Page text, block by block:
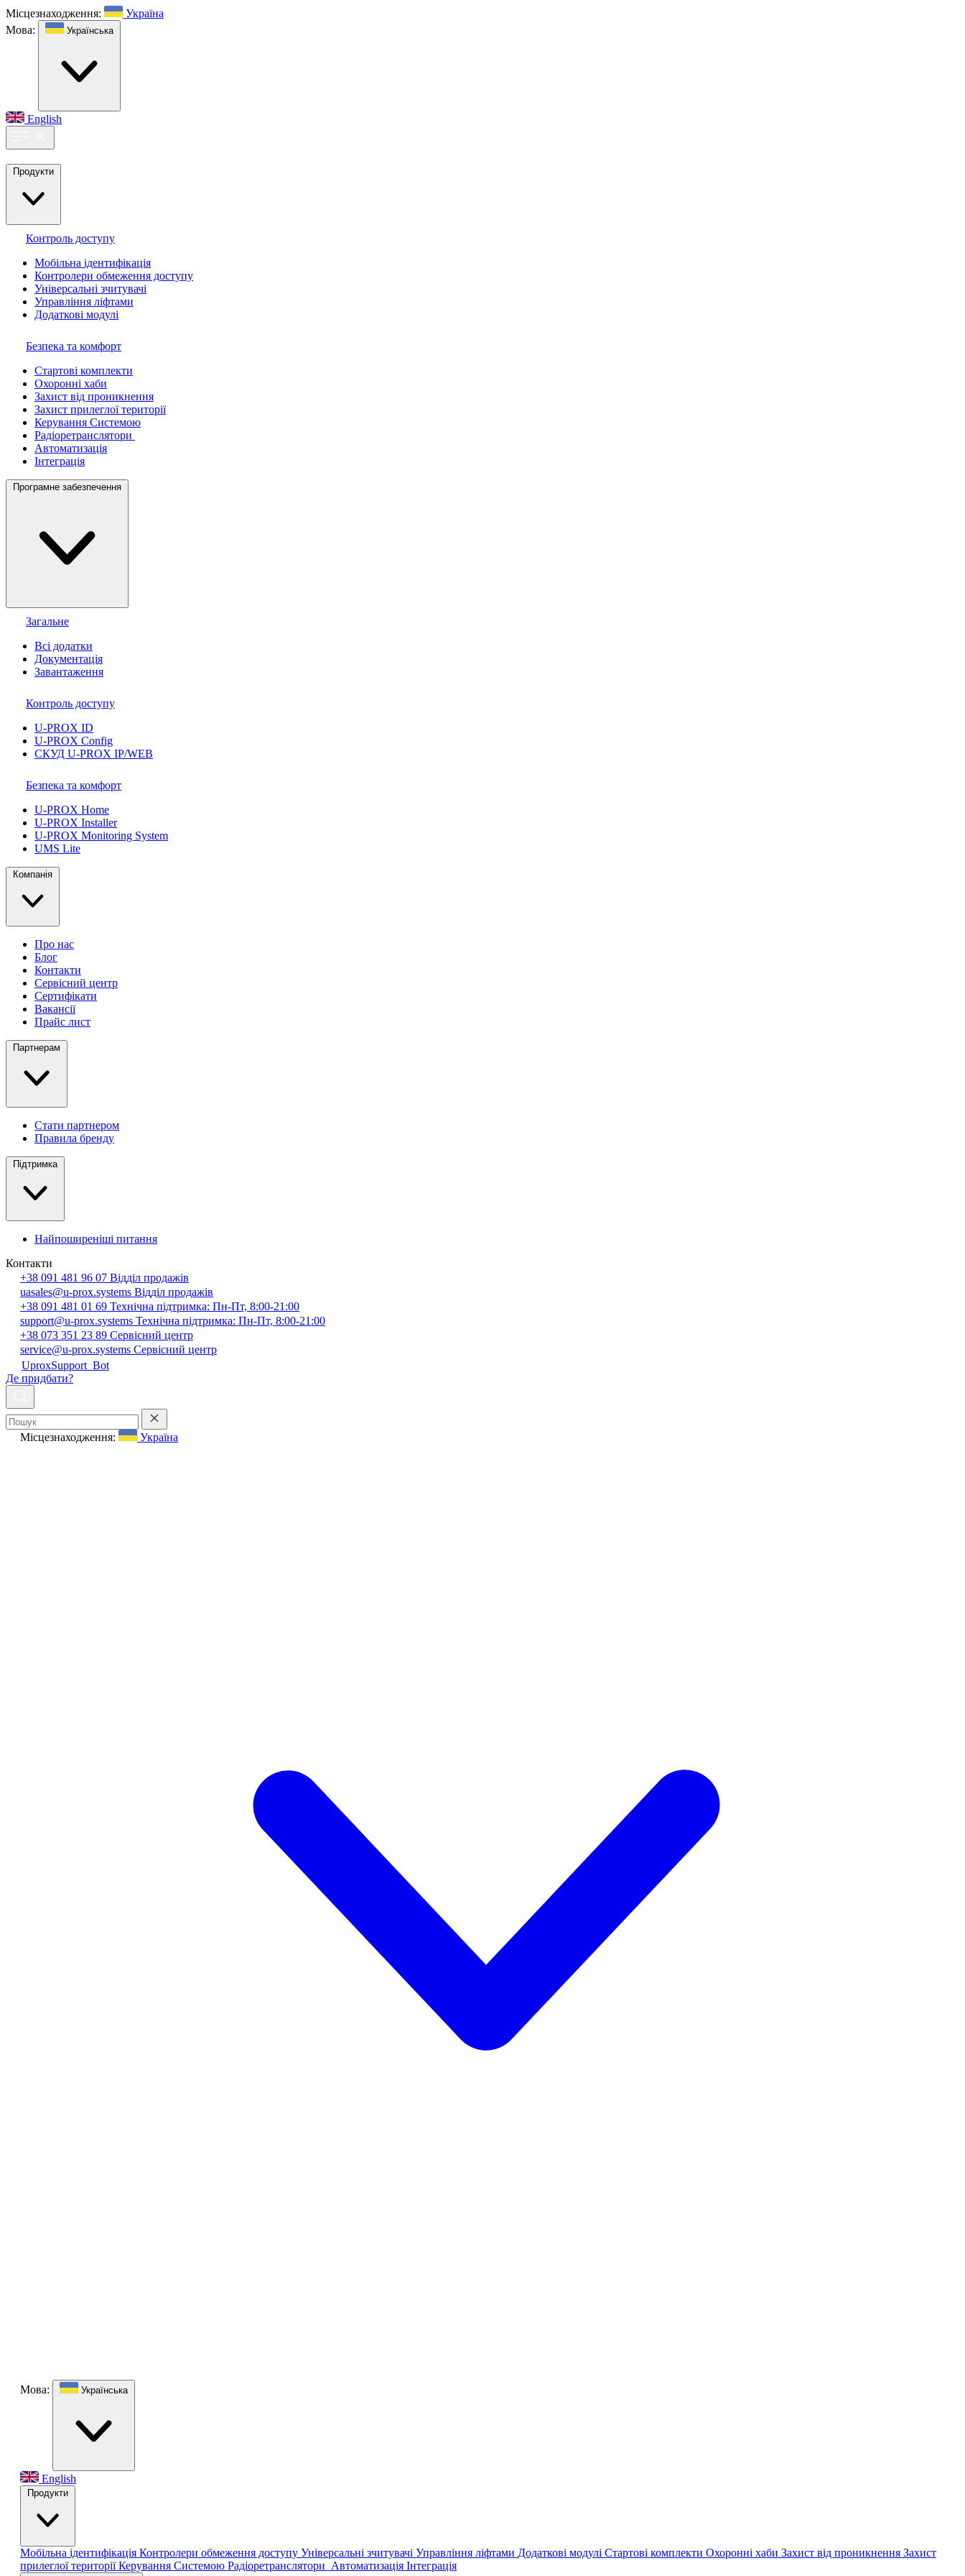
Місцезнаходження:
Україна
Мова:
Українська
English
Продукти
Контроль доступу
Мобільна ідентифікація
Контролери обмеження доступу
Універсальні зчитувачі
Управління ліфтами
Додаткові модулі
Безпека та комфорт
Стартові комплекти
Охоронні хаби
Захист від проникнення
Захист прилеглої території
Керування Системою
Радіоретранслятори
Автоматизація
Інтеграція
Програмне забезпечення
Загальне
Всі додатки
Документація
Завантаження
Контроль доступу
U-PROX ID
U-PROX Config
СКУД U-PROX IP/WEB
Безпека та комфорт
U-PROX Home
U-PROX Installer
U-PROX Monitoring System
UMS Lite
Компанія
Про нас
Блог
Контакти
Сервісний центр
Сертифікати
Вакансії
Прайс лист
Партнерам
Стати партнером
Правила бренду
Підтримка
Найпоширеніші питання
Контакти
+38 091 481 96 07 Відділ продажів
uasales@u-prox.systems Відділ продажів
+38 091 481 01 69 Технічна підтримка: Пн-Пт, 8:00-21:00
support@u-prox.systems Технічна підтримка: Пн-Пт, 8:00-21:00
+38 073 351 23 89 Сервісний центр
service@u-prox.systems Сервісний центр
UproxSupport_Bot
Де придбати?
Місцезнаходження: Україна
Мова: Українська
English
Продукти
Мобільна ідентифікація Контролери обмеження доступу Універсальні зчитувачі Управління ліфтами Додаткові модулі Стартові комплекти Охоронні хаби Захист від проникнення Захист
прилеглої територіїКерування Системою Радіоретранслятори Автоматизація Інтеграція